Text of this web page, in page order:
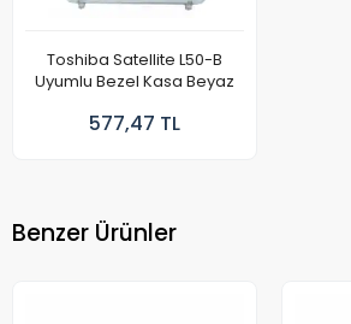
Toshiba Satellite L50-B
Uyumlu Bezel Kasa Beyaz
577,47 TL
Benzer Ürünler